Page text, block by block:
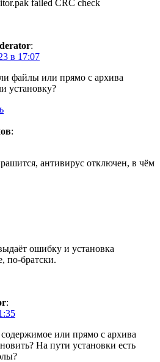
failed CRC check
:
в 17:07
файлы или прямо с архива
установку?
:
антивирус отключен, в чём
ошибку и установка
по-братски.
:
или прямо с архива
На пути установки есть